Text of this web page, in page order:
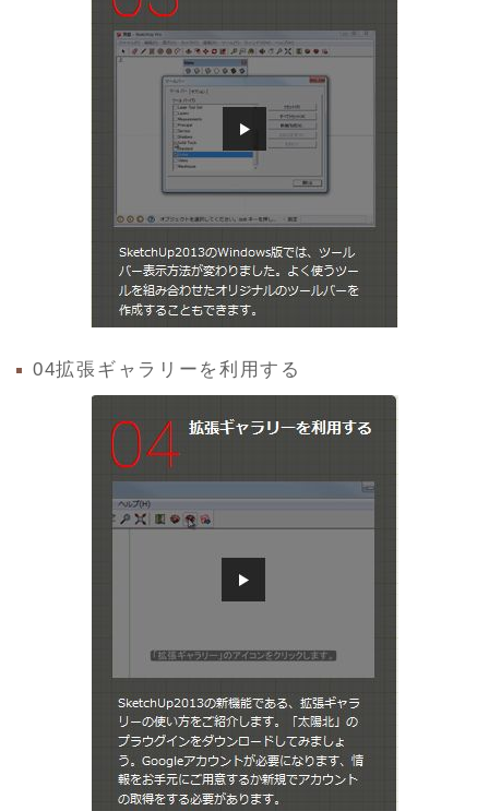
04拡張ギャラリーを利用する